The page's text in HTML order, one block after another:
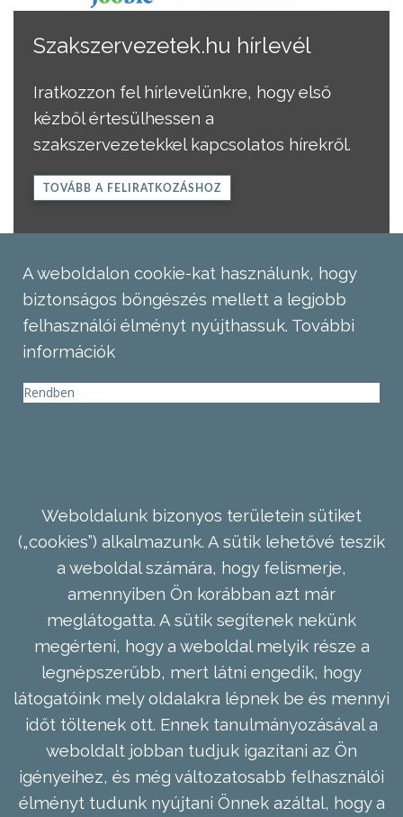
Szakszervezetek.hu hírlevél
Iratkozzon fel hírlevelünkre, hogy első
kézből értesülhessen a
szakszervezetekkel kapcsolatos hírekről.
TOVÁBB A FELIRATKOZÁSHOZ
A weboldalon cookie-kat használunk, hogy
biztonságos böngészés mellett a legjobb
felhasználói élményt nyújthassuk. További
információk
Rendben
Weboldalunk bizonyos területein sütiket
(„cookies”) alkalmazunk. A sütik lehetővé teszik
a weboldal számára, hogy felismerje,
amennyiben Ön korábban azt már
meglátogatta. A sütik segítenek nekünk
megérteni, hogy a weboldal melyik része a
legnépszerűbb, mert látni engedik, hogy
látogatóink mely oldalakra lépnek be és mennyi
időt töltenek ott. Ennek tanulmányozásával a
weboldalt jobban tudjuk igazítani az Ön
igényeihez, és még változatosabb felhasználói
élményt tudunk nyújtani Önnek azáltal, hogy a